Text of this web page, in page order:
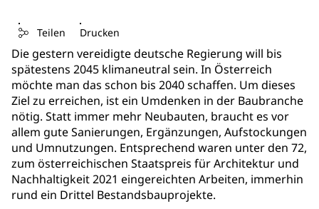
Teilen Drucken
Die gestern vereidigte deutsche Regierung will bis
spätestens 2045 klimaneutral sein. In Österreich
möchte man das schon bis 2040 schaffen. Um dieses
Ziel zu erreichen, ist ein Umdenken in der Baubranche
nötig. Statt immer mehr Neubauten, braucht es vor
allem gute Sanierungen, Ergänzungen, Aufstockungen
und Umnutzungen. Entsprechend waren unter den 72,
zum österreichischen Staatspreis für Architektur und
Nachhaltigkeit 2021 eingereichten Arbeiten, immerhin
rund ein Drittel Bestandsbauprojekte.